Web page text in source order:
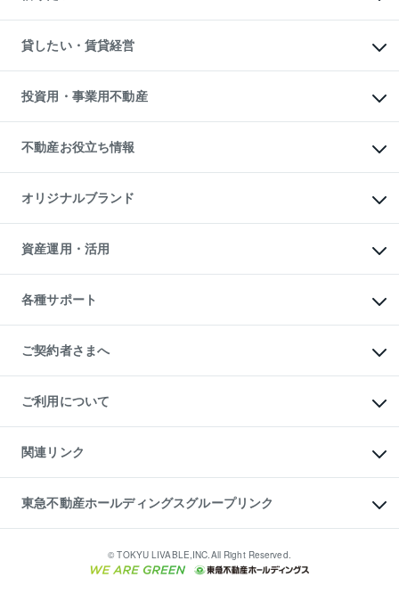
不動産購入の流れ
注目キーワード物件特集
購入ガイド
English 繁体中文簡体中文
土地の売却・査定
スピードAI査定
不動産査定について
不動産売却の流れ
不動産買換えの流れ
売却ガイド
オフィス・店舗の賃貸
借りるときの流れ
借りるガイド
貸したい・賃貸経営
マンション賃料データ
賃貸管理プラン
リロケーションについて
貸すガイド
投資用・事業用不動産
事業用不動産
マンション投資
投資用マンション
アパート経営
収益物件
ビル購入（ビル一棟）
投資用不動産の売却査定
事業用不動産の売却査定
不動産お役立ち情報
マンションライブラリー
人気マンションランキング
暮らしに役立つ不動産メディア
不動産相場・不動産価格情報
不動産コラム・ニュース
不動産用語集
不動産なんでもネット相談室
住まいの税金
オリジナルブランド
一棟リノベーションマンション
L`GENTE（ルジェンテ）
区分リノベーションマンション
投資用一棟レジデンスWELL
不動産小口投資
LEGACIA（レガシア）
資産運用・活用
不動産M&A
アセットマネジメント・出資
各種サポート
相続サポート
リフォームサポート
ご契約者さまへ
ご紹介・再契約特典
入居者様専用-各種ご案内（賃貸）
東急こすもす会「こすもすWeb」
ご利用について
金融商品取引について
東急リバブル ソーシャルメディアポリシー
ご意見・お問い合わせ（金融商品取引専用の相談・お問い合わせ窓口）
ダイレクトメール（郵送物）・Eメールなどの送付停止について
関連リンク
これからご結婚される方に東急百貨店のブライダルクラブ
人材サービスのご用命は 東急リバブルスタッフ株式会社まで
東北の逸品を贈ります 東北すぐれものセレクション
東急不動産ホールディングスグループリンク
東急コミュニティー
東急住宅リース
© TOKYU LIVABLE,INC.All Right Reserved.